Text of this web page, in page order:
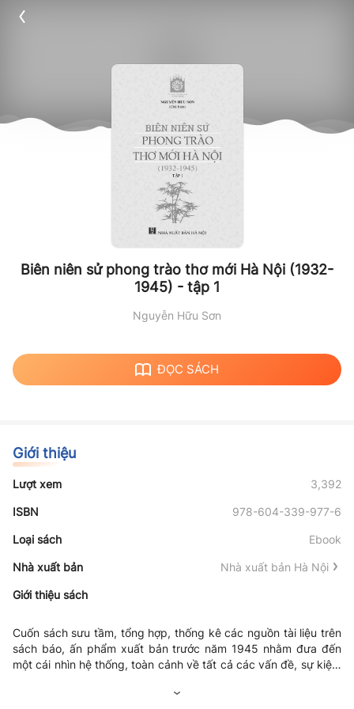
Biên niên sử phong trào thơ mới Hà Nội (1932-
1945) - tập 1
Nguyễn Hữu Sơn
ĐỌC SÁCH
Giới thiệu
Lượt xem 3,392
ISBN 978-604-339-977-6
Loại sách Ebook
Nhà xuất bản Nhà xuất bản Hà Nội
Giới thiệu sách
Cuốn sách sưu tầm, tổng hợp, thống kê các nguồn tài liệu trên
sách báo, ấn phẩm xuất bản trước năm 1945 nhằm đưa đến
một cái nhìn hệ thống, toàn cảnh về tất cả các vấn đề, sự kiện,
hướng đó, đúng như tên gọi, cuốn sách lựa chọn cách trình bày